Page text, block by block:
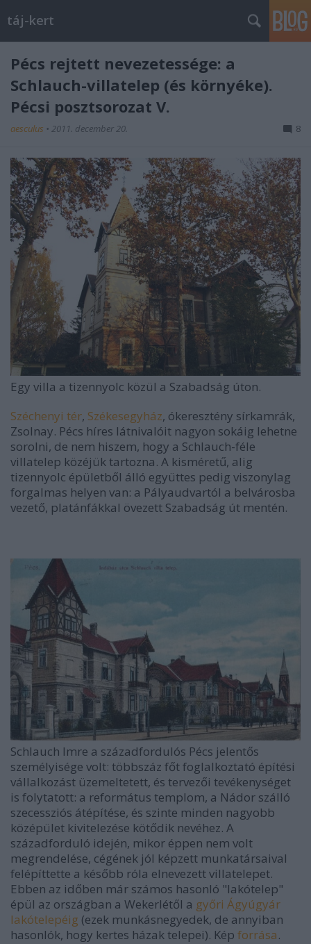
táj-kert
Pécs rejtett nevezetessége: a
Schlauch-villatelep (és környéke).
Pécsi posztsorozat V.
aesculus • 2011. december 20. 8
Egy villa a tizennyolc közül a Szabadság úton.
Széchenyi tér, Székesegyház, ókeresztény sírkamrák,
Zsolnay. Pécs híres látnivalóit nagyon sokáig lehetne
sorolni, de nem hiszem, hogy a Schlauch-féle
villatelep közéjük tartozna. A kisméretű, alig
tizennyolc épületből álló együttes pedig viszonylag
forgalmas helyen van: a Pályaudvartól a belvárosba
vezető, platánfákkal övezett Szabadság út mentén.
Schlauch Imre a századfordulós Pécs jelentős
személyisége volt: többszáz főt foglalkoztató építési
vállalkozást üzemeltetett, és tervezői tevékenységet
is folytatott: a református templom, a Nádor szálló
szecessziós átépítése, és szinte minden nagyobb
középület kivitelezése kötődik nevéhez. A
századforduló idején, mikor éppen nem volt
megrendelése, cégének jól képzett munkatársaival
felépíttette a később róla elnevezett villatelepet.
Ebben az időben már számos hasonló "lakótelep"
épül az országban a Wekerlétől a győri Ágyúgyár
lakótelepéig (ezek munkásnegyedek, de annyiban
hasonlók, hogy kertes házak telepei). Kép forrása.